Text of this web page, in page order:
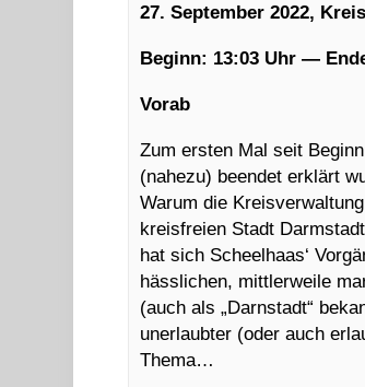
27. September 2022,
Beginn: 13:03 Uhr —
Vorab
Zum ersten Mal seit
(nahezu) beendet erklärt
Warum die
kreisfreien Stadt
hat sich Scheelhaas‘
hässlichen, mittlerweile
(auch als „Darnstadt“
unerlaubter (oder auch
Thema…